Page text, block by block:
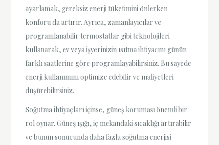
ayarlamak, gereksiz enerji tüketimini önlerken
konforu da artırır. Ayrıca, zamanlayıcılar ve
programlanabilir termostatlar gibi teknolojileri
kullanarak, ev veya işyerinizin ısıtma ihtiyacını günün
farklı saatlerine göre programlayabilirsiniz. Bu sayede
enerji kullanımını optimize edebilir ve maliyetleri
düşürebilirsiniz.
Soğutma ihtiyaçları içinse, güneş koruması önemli bir
rol oynar. Güneş ışığı, iç mekandaki sıcaklığı artırabilir
ve bunun sonucunda daha fazla soğutma enerjisi